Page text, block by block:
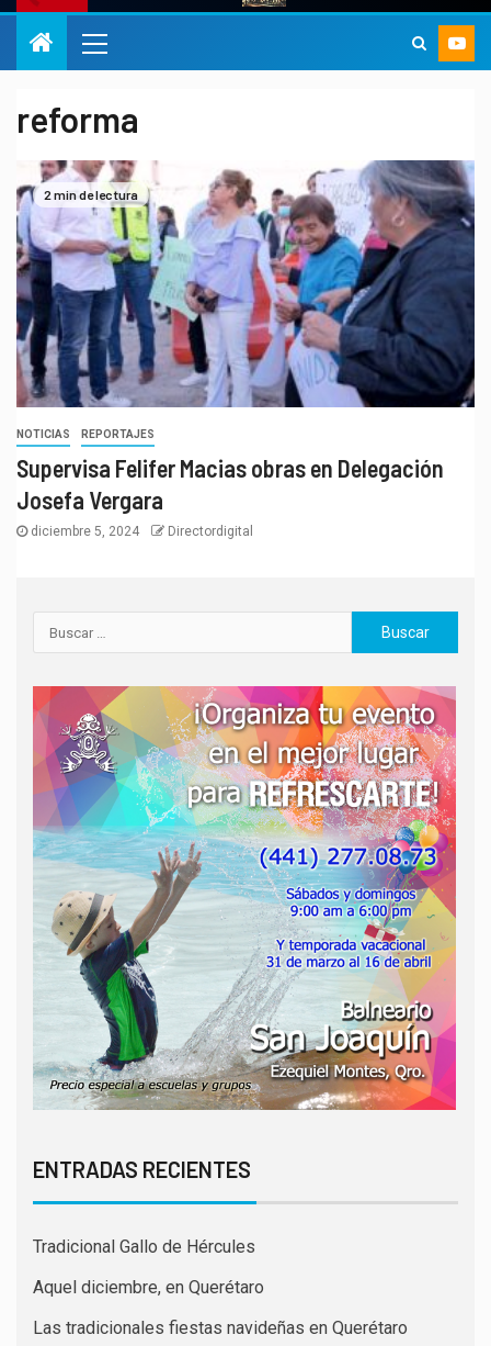
reforma
2 min de lectura
NOTICIAS REPORTAJES
Supervisa Felifer Macias obras en Delegación
Josefa Vergara
diciembre 5, 2024 Directordigital
ENTRADAS RECIENTES
Tradicional Gallo de Hércules
Aquel diciembre, en Querétaro
Las tradicionales fiestas navideñas en Querétaro